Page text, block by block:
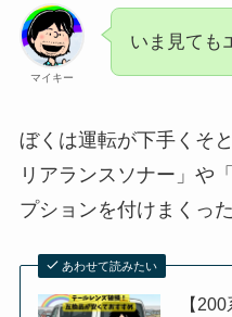
マイキー
いま見ても
ぼくは運転が下手くそ
リアランスソナー」や
プションを付けまくっ
あわせて読みたい
【